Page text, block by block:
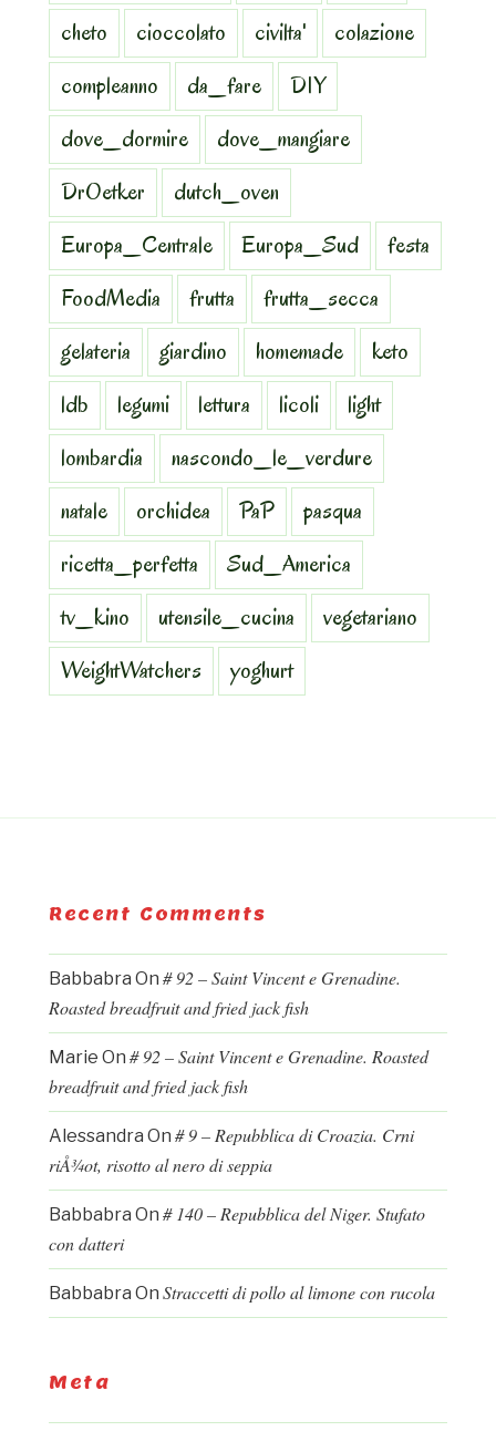
cheto
cioccolato civilta'
colazione
compleanno
da_fare
DIY
dove_dormire
dove_mangiare
DrOetker
dutch_oven
Europa_Centrale
Europa_Sud
festa
FoodMedia
frutta
frutta_secca
gelateria
giardino homemade
keto
ldb
legumi lettura licoli
light
lombardia
nascondo_le_verdure
natale
orchidea PaP
pasqua
ricetta_perfetta
Sud_America
tv_kino
utensile_cucina
vegetariano
WeightWatchers
yoghurt
Recent Comments
Babbabra On # 92 – Saint Vincent e Grenadine.
Roasted breadfruit and fried jack fish
Marie On # 92 – Saint Vincent e Grenadine. Roasted
breadfruit and fried jack fish
Alessandra On # 9 – Repubblica di Croazia. Crni
riÅ¾ot, risotto al nero di seppia
Babbabra On # 140 – Repubblica del Niger. Stufato
con datteri
Babbabra On Straccetti di pollo al limone con rucola
Meta